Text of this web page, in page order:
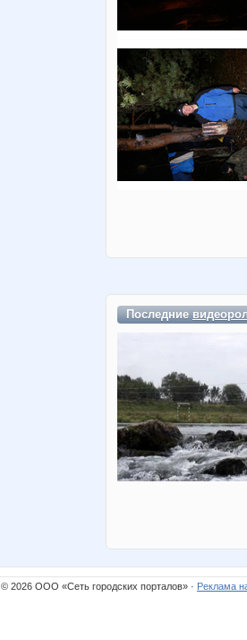
Последние
© 2026 ООО «Сеть городских порталов» · Реклама